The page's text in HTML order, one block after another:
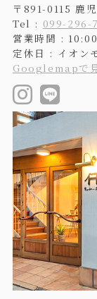
〒891-0115 鹿
Tel : 099-296-
営業時間 :
定休日 : イオン
Googlemapで